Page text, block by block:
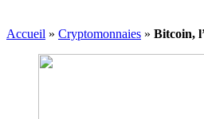
Accueil » Cryptomonnaies » Bitcoin,